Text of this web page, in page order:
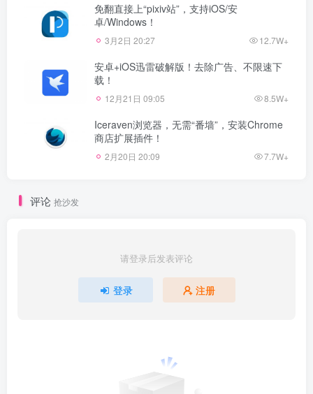
免翻直接上“pixiv站”，支持iOS/安
卓/Windows！
3月2日 20:27 12.7W+
安卓+iOS迅雷破解版！去除广告、不限速下
载！
12月21日 09:05 8.5W+
Iceraven浏览器，无需“番墙”，安装Chrome
商店扩展插件！
2月20日 20:09 7.7W+
评论 抢沙发
请登录后发表评论
登录 注册